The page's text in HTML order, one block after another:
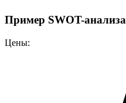
Пример SWOT-анализа
Цены: